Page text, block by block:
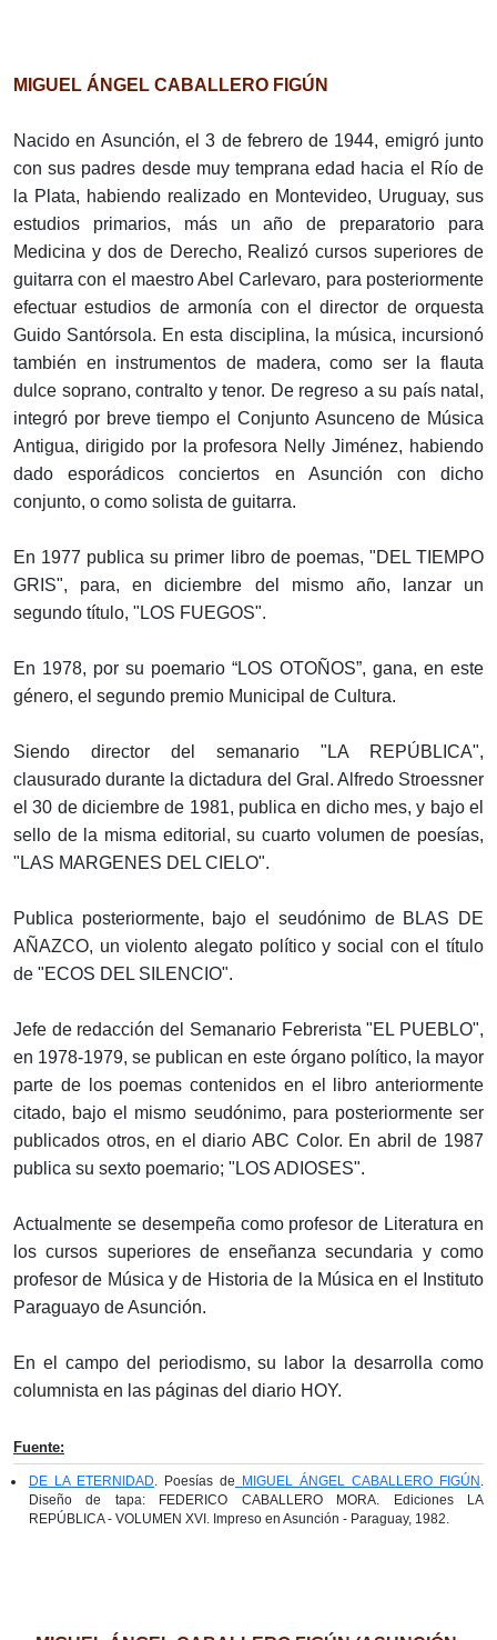
MIGUEL ÁNGEL CABALLERO FIGÚN
Nacido en Asunción, el 3 de febrero de 1944, emigró junto
con sus padres desde muy temprana edad hacia el Río de
la Plata, habiendo realizado en Montevideo, Uruguay, sus
estudios primarios, más un año de preparatorio para
Medicina y dos de Derecho, Realizó cursos superiores de
guitarra con el maestro Abel Carlevaro, para posteriormente
efectuar estudios de armonía con el director de orquesta
Guido Santórsola. En esta disciplina, la música, incursionó
también en instrumentos de madera, como ser la flauta
dulce soprano, contralto y tenor. De regreso a su país natal,
integró por breve tiempo el Conjunto Asunceno de Música
Antigua, dirigido por la profesora Nelly Jiménez, habiendo
dado esporádicos conciertos en Asunción con dicho
conjunto, o como solista de guitarra.
En 1977 publica su primer libro de poemas, "DEL TIEMPO
GRIS", para, en diciembre del mismo año, lanzar un
segundo título, "LOS FUEGOS".
En 1978, por su poemario “LOS OTOÑOS”, gana, en este
género, el segundo premio Municipal de Cultura.
Siendo director del semanario "LA REPÚBLICA",
clausurado durante la dictadura del Gral. Alfredo Stroessner
el 30 de diciembre de 1981, publica en dicho mes, y bajo el
sello de la misma editorial, su cuarto volumen de poesías,
"LAS MARGENES DEL CIELO".
Publica posteriormente, bajo el seudónimo de BLAS DE
AÑAZCO, un violento alegato político y social con el título
de "ECOS DEL SILENCIO".
Jefe de redacción del Semanario Febrerista "EL PUEBLO",
en 1978-1979, se publican en este órgano político, la mayor
parte de los poemas contenidos en el libro anteriormente
citado, bajo el mismo seudónimo, para posteriormente ser
publicados otros, en el diario ABC Color. En abril de 1987
publica su sexto poemario; "LOS ADIOSES".
Actualmente se desempeña como profesor de Literatura en
los cursos superiores de enseñanza secundaria y como
profesor de Música y de Historia de la Música en el Instituto
Paraguayo de Asunción.
En el campo del periodismo, su labor la desarrolla como
columnista en las páginas del diario HOY.
Fuente:
DE LA ETERNIDAD. Poesías de MIGUEL ÁNGEL CABALLERO FIGÚN .
Diseño de tapa: FEDERICO CABALLERO MORA. Ediciones LA
REPÚBLICA - VOLUMEN XVI. Impreso en Asunción - Paraguay, 1982.